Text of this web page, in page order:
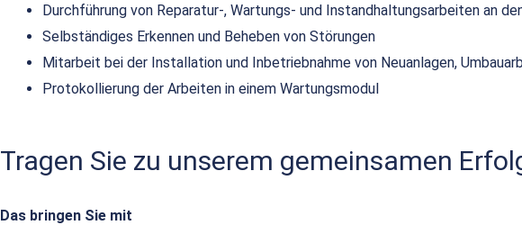
Durchführung von Reparatur-, Wartungs- und Instandhaltungsarbeiten an
Selbständiges Erkennen und Beheben von Störungen
Mitarbeit bei der Installation und Inbetriebnahme von Neuanlagen,
Protokollierung der Arbeiten in einem Wartungsmodul
Tragen Sie zu unserem gemeinsamen
Das bringen Sie mit